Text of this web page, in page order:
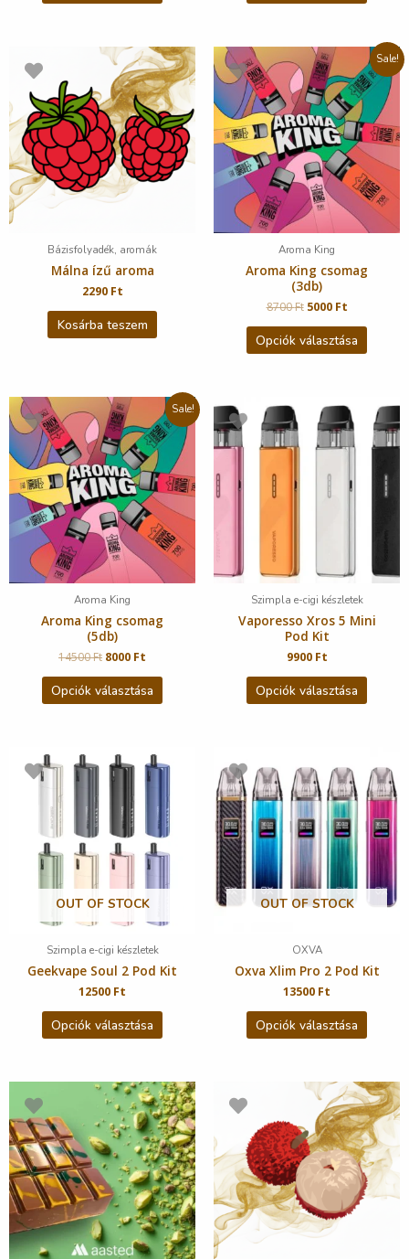
Bázisfolyadék, aromák
Málna ízű aroma
2290 Ft
Kosárba teszem
Sale!
Aroma King
Aroma King csomag
(3db)
8700Ft 5000 Ft
Opciók választása
Sale!
Aroma King
Aroma King csomag
(5db)
14500Ft 8000 Ft
Opciók választása
Szimpla e-cigi készletek
Vaporesso Xros 5 Mini
Pod Kit
9900 Ft
Opciók választása
OUT OF STOCK
Szimpla e-cigi készletek
Geekvape Soul 2 Pod Kit
12500 Ft
Opciók választása
OUT OF STOCK
OXVA
Oxva Xlim Pro 2 Pod Kit
13500 Ft
Opciók választása